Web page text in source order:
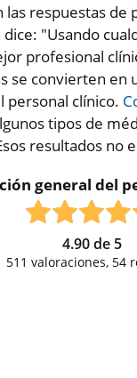
las respuestas
"Usando
profesional
se convierten en
personal clínico.
tipos de
resultados no
general del
4.90de 5
511 valoraciones, 54